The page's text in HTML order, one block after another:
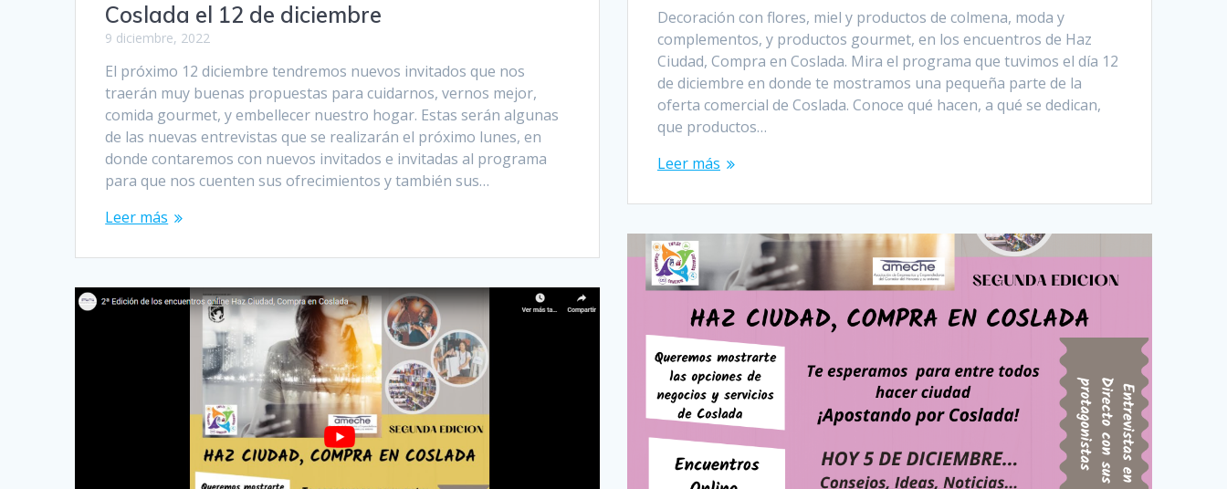
Decoración con flores, miel y productos de colmena, moda y
complementos, y productos gourmet, en los encuentros de Haz
Ciudad, Compra en Coslada. Mira el programa que tuvimos el día 12
de diciembre en donde te mostramos una pequeña parte de la
oferta comercial de Coslada. Conoce qué hacen, a qué se dedican,
que productos…
Leer más
Coslada el 12 de diciembre
9 diciembre, 2022
El próximo 12 diciembre tendremos nuevos invitados que nos
traerán muy buenas propuestas para cuidarnos, vernos mejor,
comida gourmet, y embellecer nuestro hogar. Estas serán algunas
de las nuevas entrevistas que se realizarán el próximo lunes, en
donde contaremos con nuevos invitados e invitadas al programa
para que nos cuenten sus ofrecimientos y también sus…
Leer más